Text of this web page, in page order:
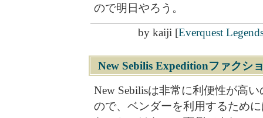
ので明日やろう。
by kaiji [Everquest
New Sebilis Expeditionファクシ
New Sebilisは非常に利便性が高
ので、ベンダーを利用するため